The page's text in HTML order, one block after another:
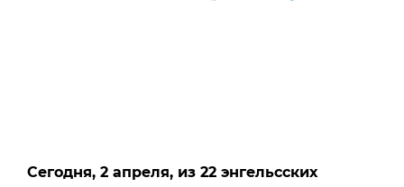
Сегодня, 2 апреля, из 22 энгельсских